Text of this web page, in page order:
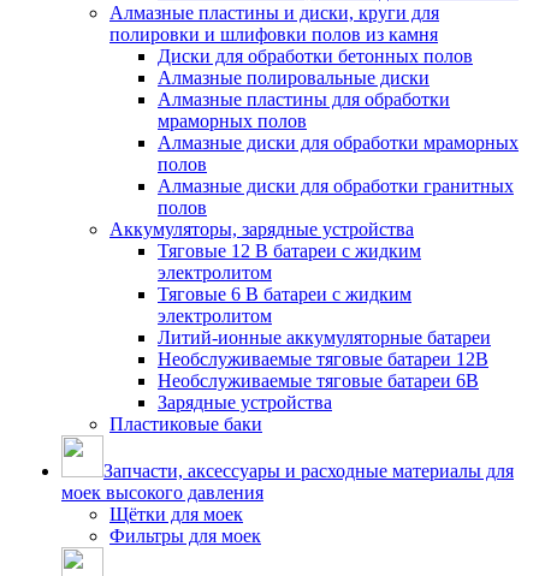
Алмазные пластины и диски, круги для
полировки и шлифовки полов из камня
Диски для обработки бетонных полов
Алмазные полировальные диски
Алмазные пластины для обработки
мраморных полов
Алмазные диски для обработки мраморных
полов
Алмазные диски для обработки гранитных
полов
Аккумуляторы, зарядные устройства
Тяговые 12 В батареи с жидким
электролитом
Тяговые 6 В батареи с жидким
электролитом
Литий-ионные аккумуляторные батареи
Необслуживаемые тяговые батареи 12В
Необслуживаемые тяговые батареи 6В
Зарядные устройства
Пластиковые баки
Запчасти, аксессуары и расходные материалы для
моек высокого давления
Щётки для моек
Фильтры для моек